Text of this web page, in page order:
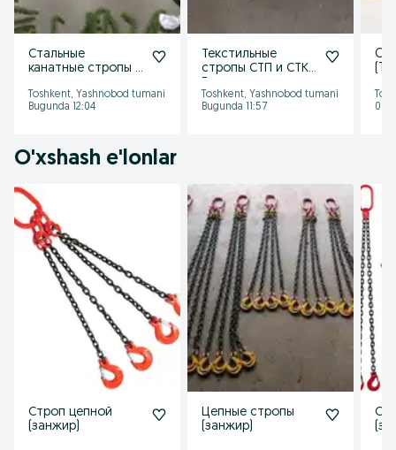
Стальные
канатные стропы и
стропы.Изготовле
ние под заказ
Toshkent, Yashnobod tumani
Bugunda 12:04
Текстильные
стропы СТП и СТК.
от 1 и более .В
наличии
Toshkent, Yashnobod tumani
Bugunda 11:57
06/
O'xshash e'lonlar
Строп цепной
(занжир)
Цепные стропы
(занжир)